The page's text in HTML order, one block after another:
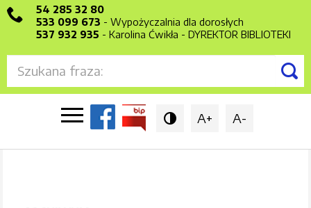
54 285 32 80
533 099 673 - Wypożyczalnia dla dorosłych
537 932 935 - Karolina Ćwikła - DYREKTOR BIBLIOTEKI

 A+ A-